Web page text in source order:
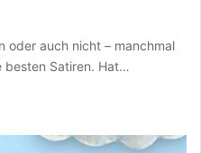
oder auch nicht – manchmal
besten Satiren. Hat…